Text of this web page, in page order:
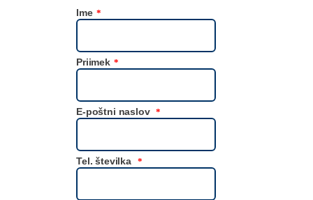
Ime *
Priimek *
E-poštni naslov *
Tel. številka *